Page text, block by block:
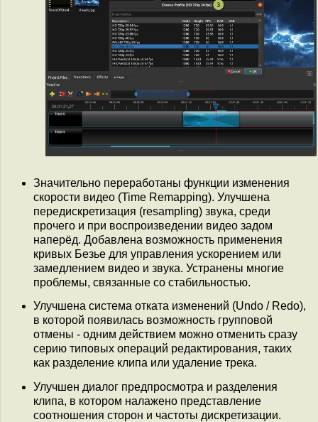
Значительно переработаны функции изменения
скорости видео (Time Remapping). Улучшена
передискретизация (resampling) звука, среди
прочего и при воспроизведении видео задом
наперёд. Добавлена возможность применения
кривых Безье для управления ускорением или
замедлением видео и звука. Устранены многие
проблемы, связанные со стабильностью.
Улучшена система отката изменений (Undo / Redo),
в которой появилась возможность групповой
отмены - одним действием можно отменить сразу
серию типовых операций редактирования, таких
как разделение клипа или удаление трека.
Улучшен диалог предпросмотра и разделения
клипа, в котором налажено представление
соотношения сторон и частоты дискретизации.